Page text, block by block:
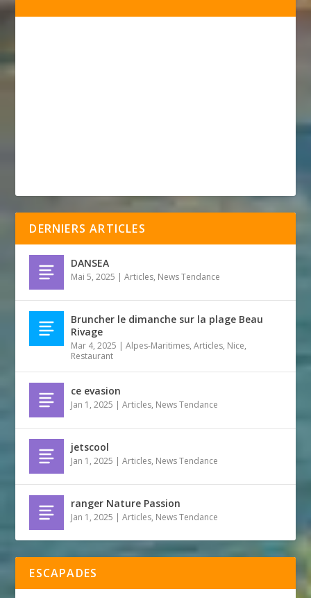
DERNIERS ARTICLES
DANSEA
Mai 5, 2025 |Articles, News Tendance
Bruncher le dimanche sur la plage Beau
Rivage
Mar 4, 2025 |Alpes-Maritimes,Articles, Nice,
Restaurant
ce evasion
Jan 1, 2025 |Articles, News Tendance
jetscool
Jan 1, 2025 |Articles, News Tendance
ranger Nature Passion
Jan 1, 2025 |Articles, News Tendance
ESCAPADES